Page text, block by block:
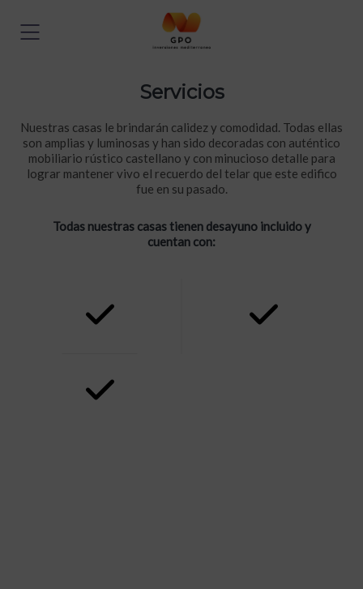
Servicios
Nuestras casas le brindarán calidez y comodidad. Todas ellas
son amplias y luminosas y han sido decoradas con auténtico
mobiliario rústico castellano y con minucioso detalle para
lograr mantener vivo el recuerdo del telar que este edifico
fue en su pasado.
Todas nuestras casas tienen desayuno incluido y
cuentan con: